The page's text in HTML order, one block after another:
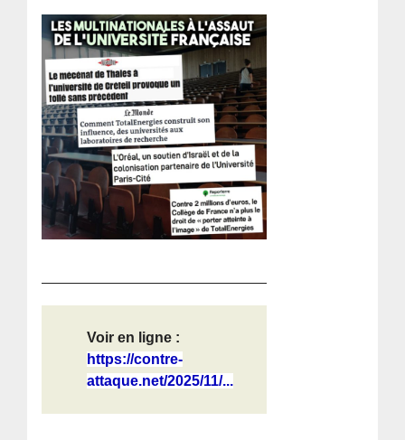
Voir en ligne :
https://contre-
attaque.net/2025/11/...